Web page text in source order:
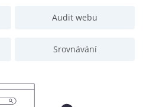
Audit webu
Srovnávání